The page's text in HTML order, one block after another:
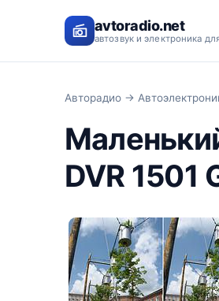
avtoradio.net
автозвук и электроника
Авторадио →
DVR 1501